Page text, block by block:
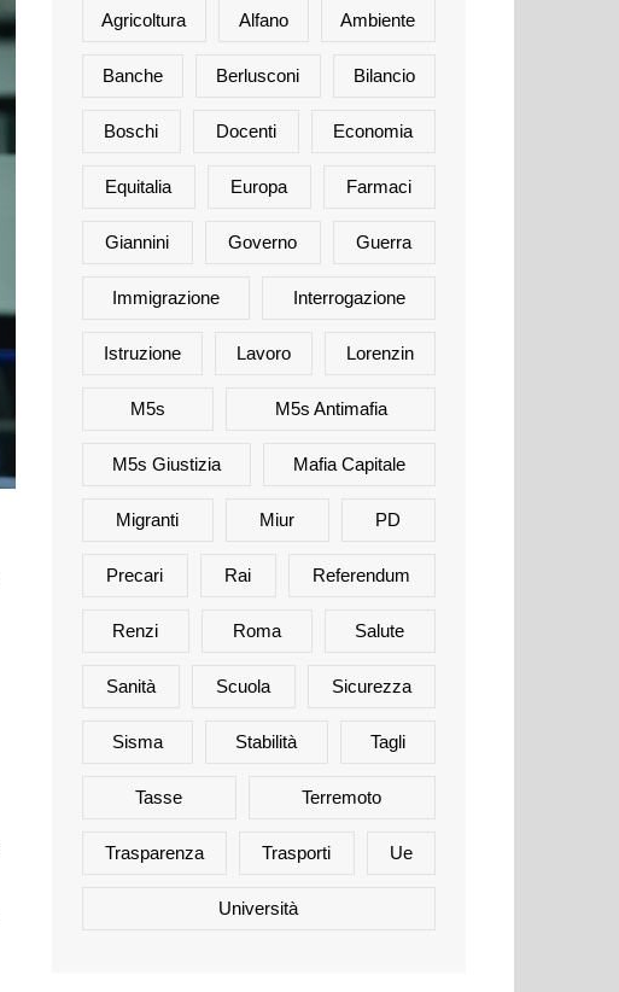
Agricoltura Alfano Ambiente
Banche Berlusconi Bilancio
Boschi Docenti Economia
Equitalia Europa Farmaci
Giannini Governo Guerra
Immigrazione Interrogazione
Istruzione Lavoro Lorenzin
M5s M5s Antimafia
M5s Giustizia Mafia Capitale
Migranti Miur PD
Precari Rai Referendum
Renzi Roma Salute
Sanità Scuola Sicurezza
Sisma Stabilità Tagli
Tasse Terremoto
Trasparenza Trasporti Ue
Università